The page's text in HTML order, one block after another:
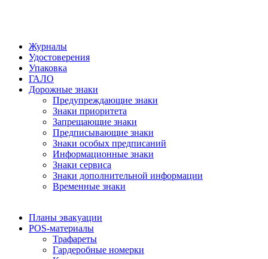
Журналы
Удостоверения
Упаковка
ГАЛО
Дорожные знаки
Предупреждающие знаки
Знаки приоритета
Запрещающие знаки
Предписывающие знаки
Знаки особых предписаний
Информационные знаки
Знаки сервиса
Знаки дополнительной информации
Временные знаки
Планы эвакуации
POS-материалы
Трафареты
Гардеробные номерки